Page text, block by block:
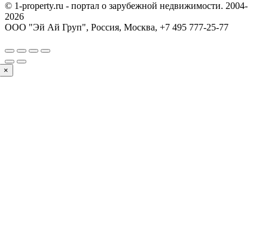
© 1-property.ru - портал о зарубежной недвижимости. 2004-
2026
ООО "Эй Ай Груп", Россия, Москва, +7 495 777-25-77
×